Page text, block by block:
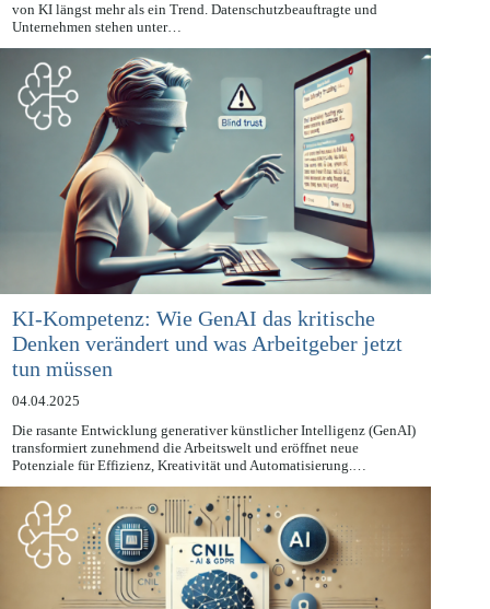
In Zeiten wachsender regulatorischer Komplexität ist der Einsatz
von KI längst mehr als ein Trend. Datenschutzbeauftragte und
Unternehmen stehen unter…
KI-Kompetenz: Wie GenAI das kritische
Denken verändert und was Arbeitgeber jetzt
tun müssen
04.04.2025
Die rasante Entwicklung generativer künstlicher Intelligenz (GenAI)
transformiert zunehmend die Arbeitswelt und eröffnet neue
Potenziale für Effizienz, Kreativität und Automatisierung.…